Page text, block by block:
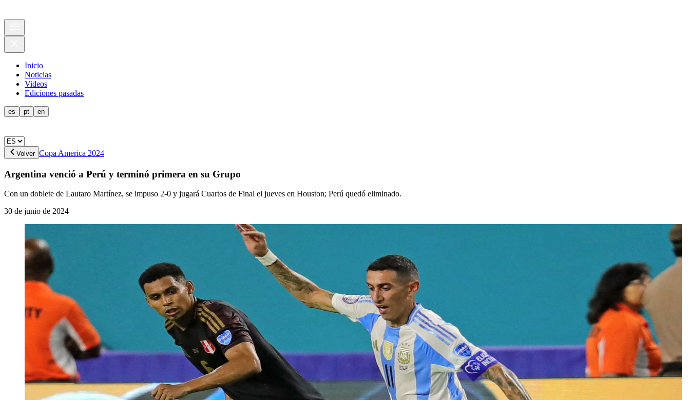
Inicio
Noticias
Videos
Ediciones pasadas
es pt en
Volver Copa America 2024
Argentina venció a Perú y terminó primera en su Grupo
Con un doblete de Lautaro Martínez, se impuso 2-0 y jugará Cuartos de Final el jueves en Houston; Perú quedó eliminado.
30 de junio de 2024